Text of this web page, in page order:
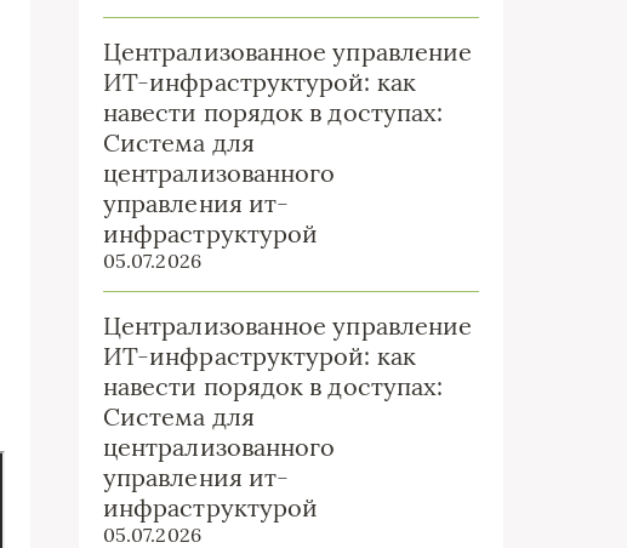
Централизованное управление
ИТ-инфраструктурой: как
навести порядок в доступах:
Система для
централизованного
управления ит-
инфраструктурой
05.07.2026
Централизованное управление
ИТ-инфраструктурой: как
навести порядок в доступах:
Система для
централизованного
управления ит-
инфраструктурой
05.07.2026